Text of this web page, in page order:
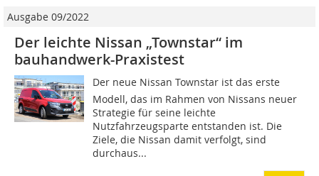
Ausgabe 09/2022
Der leichte Nissan „Townstar“ im
bauhandwerk-Praxistest
Der neue Nissan Townstar ist das erste
Modell, das im Rahmen von Nissans neuer
Strategie für seine leichte
Nutzfahrzeugsparte entstanden ist. Die
Ziele, die Nissan damit verfolgt, sind
durchaus...